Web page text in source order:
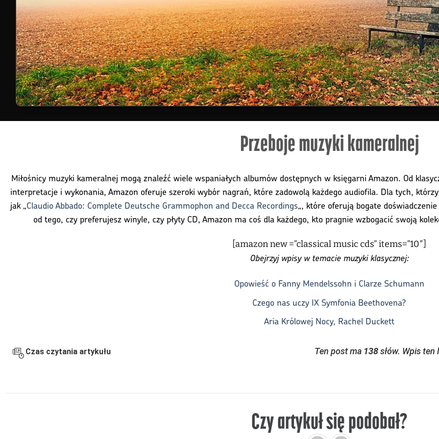
Przeboje muzyki kameralnej
Miłośnicy muzyki kameralnej mogą znaleźć wiele wspaniałych albumów dostępnych w księgarni Amazon. Od
interpretacje i wykonania, Amazon oferuje szeroki wybór nagrań, które zadowolą każdego audiofila. Dla tych,
jak „Claudio Abbado: Complete Deutsche Grammophon and Decca Recordings„, które oferują bogate
od tego, czy preferujesz winyle, czy płyty CD, Amazon ma coś dla każdego, kto pragnie wzbogacić swoją
[amazon new =”classical music cds” items=”10″]
Obejrzyj wpisy w temacie muzyki klasycznej:
Opowieść o Fanny Mendelssohn i Clarze Schumann
Czego nas uczy IX Symfonia Beethovena?
Aria Królowej Nocy, Rachel Duckett
Czas czytania artykułu Ten post ma 138słów. Wpis
Czy artykuł się podobał?